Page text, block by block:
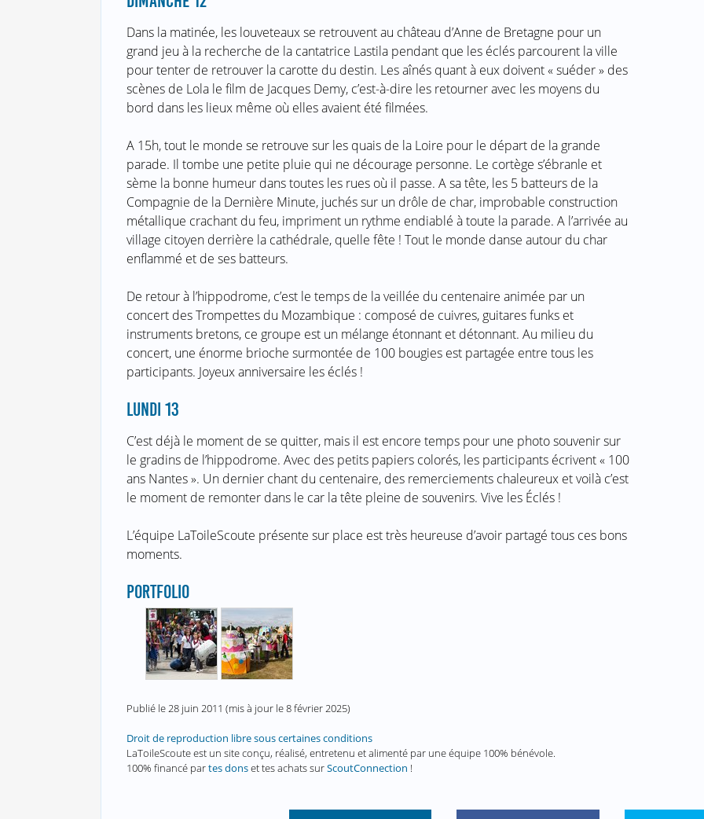
Dans la matinée, les louveteaux se retrouvent au château d’Anne de Bretagne pour un
grand jeu à la recherche de la cantatrice Lastila pendant que les éclés parcourent la ville
pour tenter de retrouver la carotte du destin. Les aînés quant à eux doivent « suéder » des
scènes de Lola le film de Jacques Demy, c’est-à-dire les retourner avec les moyens du
bord dans les lieux même où elles avaient été filmées.
A 15h, tout le monde se retrouve sur les quais de la Loire pour le départ de la grande
parade. Il tombe une petite pluie qui ne décourage personne. Le cortège s’ébranle et
sème la bonne humeur dans toutes les rues où il passe. A sa tête, les 5 batteurs de la
Compagnie de la Dernière Minute, juchés sur un drôle de char, improbable construction
métallique crachant du feu, impriment un rythme endiablé à toute la parade. A l’arrivée au
village citoyen derrière la cathédrale, quelle fête ! Tout le monde danse autour du char
enflammé et de ses batteurs.
De retour à l’hippodrome, c’est le temps de la veillée du centenaire animée par un
concert des Trompettes du Mozambique : composé de cuivres, guitares funks et
instruments bretons, ce groupe est un mélange étonnant et détonnant. Au milieu du
concert, une énorme brioche surmontée de 100 bougies est partagée entre tous les
participants. Joyeux anniversaire les éclés !
LUNDI 13
C’est déjà le moment de se quitter, mais il est encore temps pour une photo souvenir sur
le gradins de l’hippodrome. Avec des petits papiers colorés, les participants écrivent « 100
ans Nantes ». Un dernier chant du centenaire, des remerciements chaleureux et voilà c’est
le moment de remonter dans le car la tête pleine de souvenirs. Vive les Éclés !
L’équipe LaToileScoute présente sur place est très heureuse d’avoir partagé tous ces bons
moments.
PORTFOLIO
Publié le28 juin 2011 (mis à jour le8 février 2025)
Droit de reproduction libre sous certaines conditions
LaToileScoute est un site conçu, réalisé, entretenu et alimenté par une équipe 100% bénévole.
100% financé partes donset tes achats surScoutConnection !